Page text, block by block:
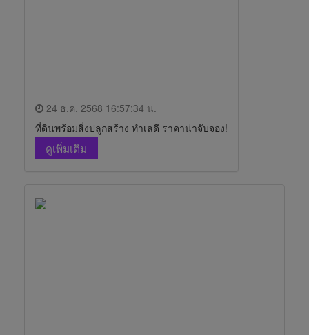
24 ธ.ค. 2568 16:57:34 น.
ที่ดินพร้อมสิ่งปลูกสร้าง ทำเลดี ราคาน่าจับจอง!
ดูเพิ่มเติม